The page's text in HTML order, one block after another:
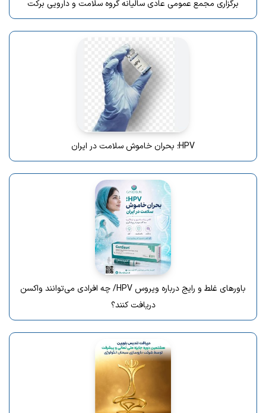
برگزاری مجمع عمومی عادی سالیانه گروه سلامت و دارویی برکت
HPV؛ بحران خاموش سلامت در ایران
باورهای غلط و رایج درباره ویروس HPV/ چه افرادی می‌توانند واکسن
دریافت کنند؟